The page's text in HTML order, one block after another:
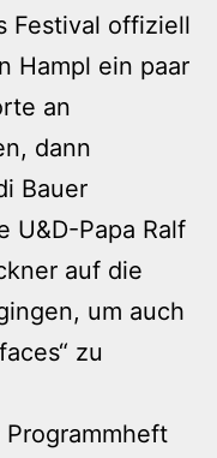
Festival offiziell
Hampl ein paar
an
dann
Bauer
U&D-Papa Ralf
auf die
um auch
zu